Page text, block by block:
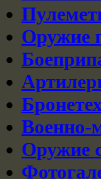
Оружие
Военно-
Оружие